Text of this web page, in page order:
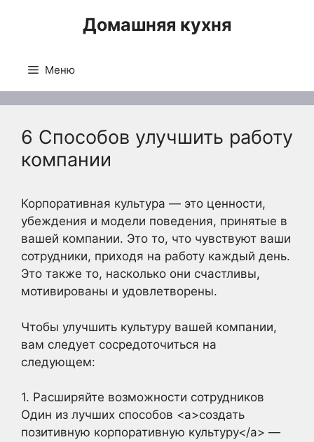
Домашняя кухня
Меню
6 Способов улучшить работу
компании
Корпоративная культура — это ценности,
убеждения и модели поведения, принятые в
вашей компании. Это то, что чувствуют ваши
сотрудники, приходя на работу каждый день.
Это также то, насколько они счастливы,
мотивированы и удовлетворены.
Чтобы улучшить культуру вашей компании,
вам следует сосредоточиться на
следующем:
1. Расширяйте возможности сотрудников
Один из лучших способов <a>создать
позитивную корпоративную культуру</a> —